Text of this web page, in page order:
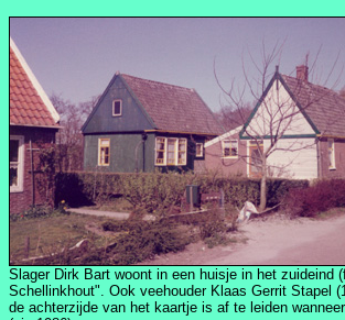
Slager Dirk Bart woont in een huisje in het zuideind
Schellinkhout". Ook veehouder Klaas Gerrit Stapel
de achterzijde van het kaartje is af te leiden